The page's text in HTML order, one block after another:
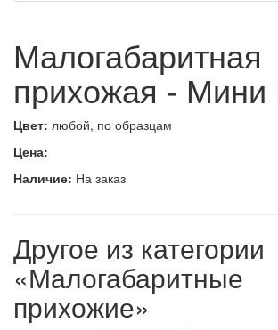
Малогабаритная
прихожая - Мини
Цвет: любой, по образцам
Цена:
Наличие: На заказ
Другое из категории
«Малогабаритные
прихожие»